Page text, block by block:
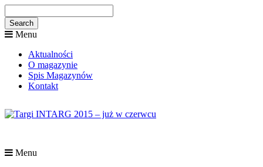
Menu
Aktualności
O magazynie
Spis Magazynów
Kontakt
Menu